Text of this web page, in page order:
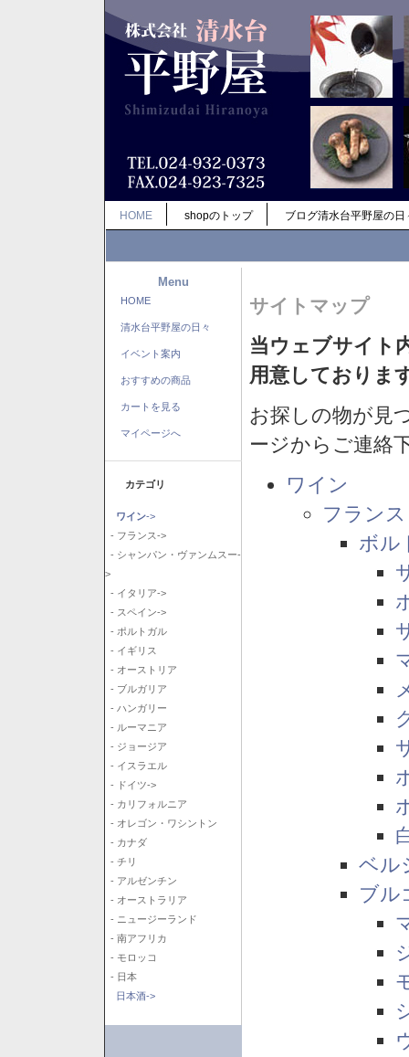
HOME shopのトップ ブログ清水台平野屋の日
Menu
HOME
清水台平野屋の日々
イベント案内
おすすめの商品
カートを見る
マイページへ
カテゴリ
ワイン->
- フランス->
- シャンパン・ヴァンムスー-
>
- イタリア->
- スペイン->
- ポルトガル
- イギリス
- オーストリア
- ブルガリア
- ハンガリー
- ルーマニア
- ジョージア
- イスラエル
- ドイツ->
- カリフォルニア
- オレゴン・ワシントン
- カナダ
- チリ
- アルゼンチン
- オーストラリア
- ニュージーランド
- 南アフリカ
- モロッコ
- 日本
日本酒->
サイトマップ
当ウェブサイト
用意しておりま
お探しの物が見
ージからご連絡
ワイン
フランス
ボル
ベル
ブル